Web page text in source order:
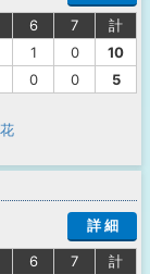
6 7
計
1 0
10
0 0
5
詳 細
6 7
計